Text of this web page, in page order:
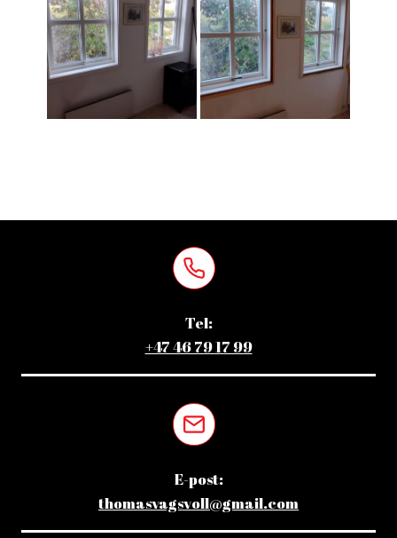
Tel:
+47 46 79 17 99
E-post:
thomasvagsvoll@gmail.com